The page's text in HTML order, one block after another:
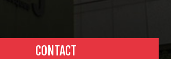
CONTACT